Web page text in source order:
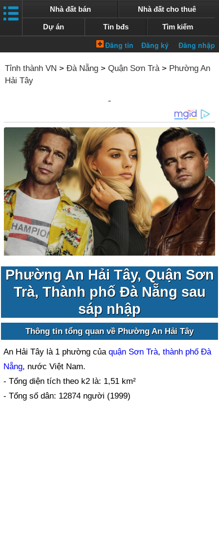
Nhà đất bán Nhà đất cho thuê
Dự án Tin bđs Tìm kiếm
Tỉnh thành VN > Đà Nẵng > Quận Sơn Trà> Phường An
Hải Tây
Phường An Hải Tây, Quận Sơn
Trà, Thành phố Đà Nẵng sau
sáp nhập
Thông tin tổng quan về Phường An Hải Tây
An Hải Tây là 1 phường củaquận Sơn Trà,thành phố Đà
Nẵng, nước Việt Nam.
- Tổng diện tích theo k2 là: 1,51 km²
- Tổng số dân: 12874 người (1999)